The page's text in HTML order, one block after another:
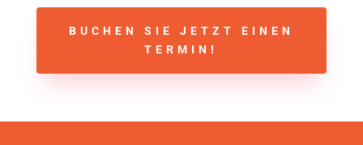
BUCHEN SIE JETZT EINEN
TERMIN!